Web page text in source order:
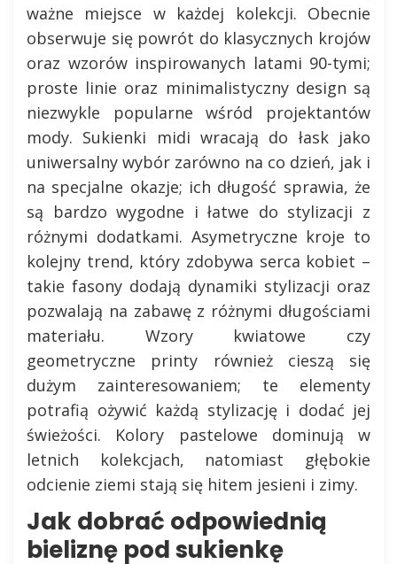
ważne miejsce w każdej kolekcji. Obecnie
obserwuje się powrót do klasycznych krojów
oraz wzorów inspirowanych latami 90-tymi;
proste linie oraz minimalistyczny design są
niezwykle popularne wśród projektantów
mody. Sukienki midi wracają do łask jako
uniwersalny wybór zarówno na co dzień, jak i
na specjalne okazje; ich długość sprawia, że
są bardzo wygodne i łatwe do stylizacji z
różnymi dodatkami. Asymetryczne kroje to
kolejny trend, który zdobywa serca kobiet –
takie fasony dodają dynamiki stylizacji oraz
pozwalają na zabawę z różnymi długościami
materiału. Wzory kwiatowe czy
geometryczne printy również cieszą się
dużym zainteresowaniem; te elementy
potrafią ożywić każdą stylizację i dodać jej
świeżości. Kolory pastelowe dominują w
letnich kolekcjach, natomiast głębokie
odcienie ziemi stają się hitem jesieni i zimy.
Jak dobrać odpowiednią
bieliznę pod sukienkę